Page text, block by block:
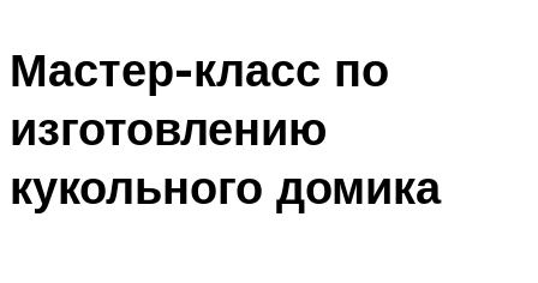
Мастер-класс по
изготовлению
кукольного домика